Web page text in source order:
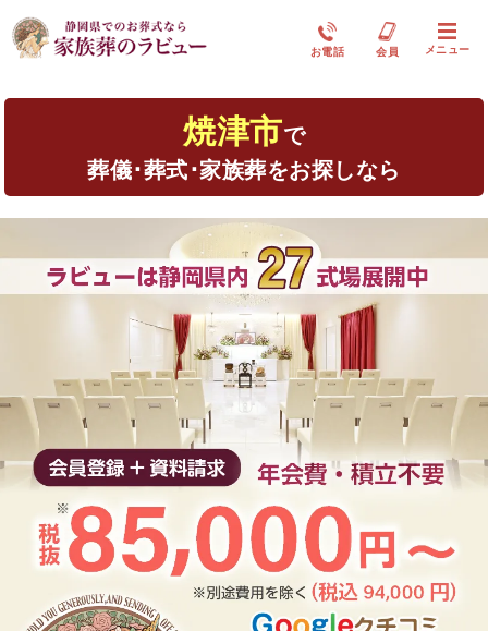
お電話 会員 メニュー
焼津市で
葬儀･葬式･家族葬をお探しなら